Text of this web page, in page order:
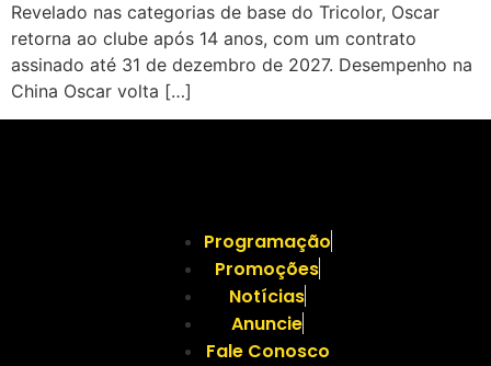
Revelado nas categorias de base do Tricolor, Oscar
retorna ao clube após 14 anos, com um contrato
assinado até 31 de dezembro de 2027. Desempenho na
China Oscar volta […]
Programação
Promoções
Notícias
Anuncie
Fale Conosco